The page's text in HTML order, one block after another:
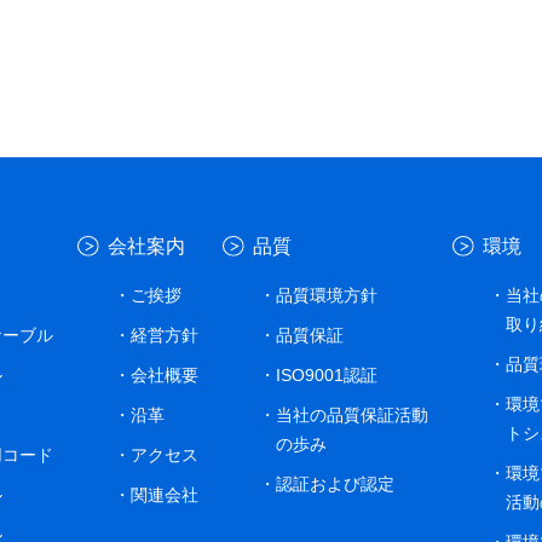
ブル
ード
会社案内
ご挨拶
経営方針
会社概要
沿革
アクセス
関連会社
品質
品質環境方針
品質保証
ISO9001認証
当社の品質保証活動
の歩み
認証および認定
環境
当
取
品
環
ト
環
活